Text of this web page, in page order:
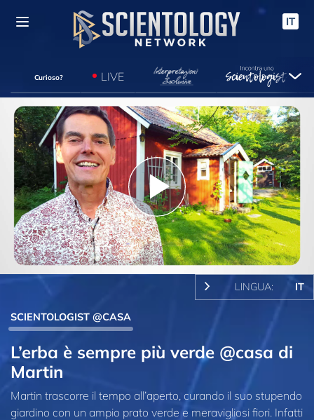
IT
Curioso? LIVE
Play
Video
LINGUA: IT
SCIENTOLOGIST @CASA
L’erba è sempre più verde @casa di
Martin
Martin trascorre il tempo all’aperto, curando il suo stupendo
giardino con un ampio prato verde e meravigliosi fiori. Infatti